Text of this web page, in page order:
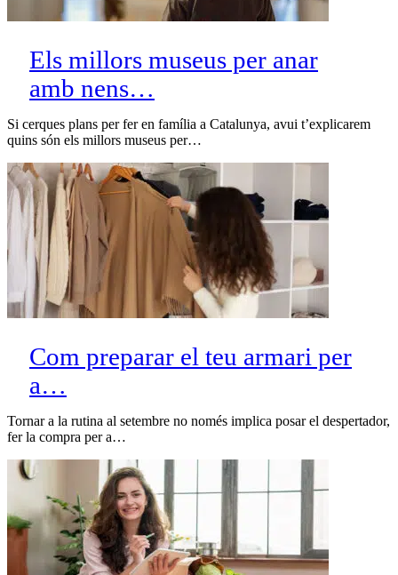
Els millors museus per anar
amb nens…
Si cerques plans per fer en família a Catalunya, avui t’explicarem
quins són els millors museus per…
Com preparar el teu armari per
a…
Tornar a la rutina al setembre no només implica posar el despertador,
fer la compra per a…